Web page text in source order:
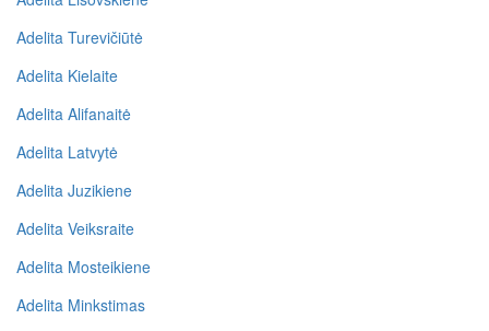
Adelita Turevičiūtė
Adelita Kielaite
Adelita Alifanaitė
Adelita Latvytė
Adelita Juzikiene
Adelita Veiksraite
Adelita Mosteikiene
Adelita Minkstimas